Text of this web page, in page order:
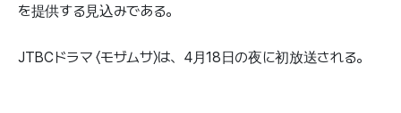
を提供する見込みである。
JTBCドラマ 〈モザムサ〉は、4月18日の夜に初放送される。